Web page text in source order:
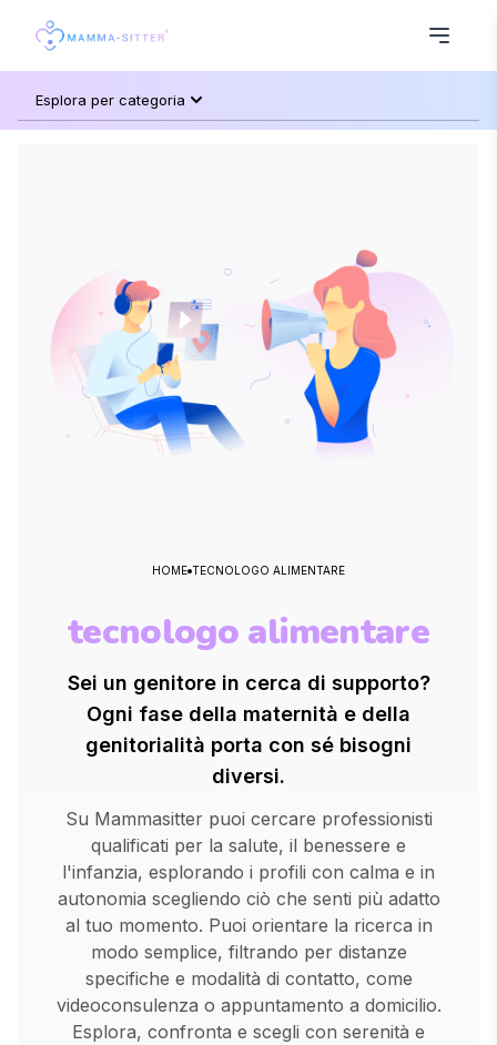
Esplora per categoria
HOME TECNOLOGO ALIMENTARE
tecnologo alimentare
Sei un genitore in cerca di supporto?
Ogni fase della maternità e della
genitorialità porta con sé bisogni
diversi.
Su Mammasitter puoi cercare professionisti
qualificati per la salute, il benessere e
l'infanzia, esplorando i profili con calma e in
autonomia scegliendo ciò che senti più adatto
al tuo momento. Puoi orientare la ricerca in
modo semplice, filtrando per distanze
specifiche e modalità di contatto, come
videoconsulenza o appuntamento a domicilio.
Esplora, confronta e scegli con serenità e